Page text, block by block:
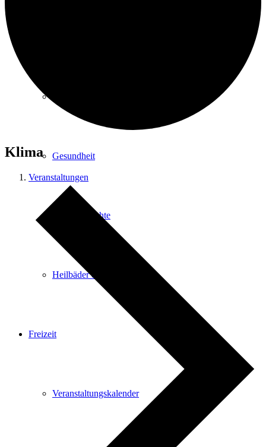
Gesundheit
Stadtgeschichte
Heilbäder & Kurorte
Freizeit
Veranstaltungskalender
Klima
Veranstaltungen